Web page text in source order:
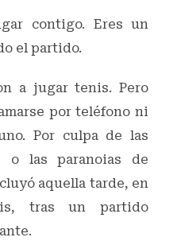
contigo. Eres un
el partido.
a jugar tenis. Pero
por teléfono ni
Por culpa de las
o las paranoias de
aquella tarde, en
tras un partido